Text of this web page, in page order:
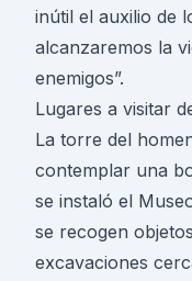
inútil el auxilio de
alcanzaremos la
enemigos”.
Lugares a visitar
La torre del
contemplar una
se instaló el
se recogen
excavaciones